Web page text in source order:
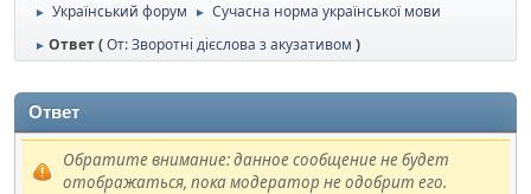
► Український форум ► Сучасна норма української мови
► Ответ (От: Зворотні дієслова з акузативом )
Ответ
Обратите внимание: данное сообщение не будет
отображаться, пока модератор не одобрит его.